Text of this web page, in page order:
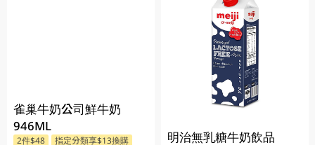
雀巢牛奶公司鮮牛奶
946ML
2件$48 指定分類享$13換購
明治無乳糖牛奶飲品